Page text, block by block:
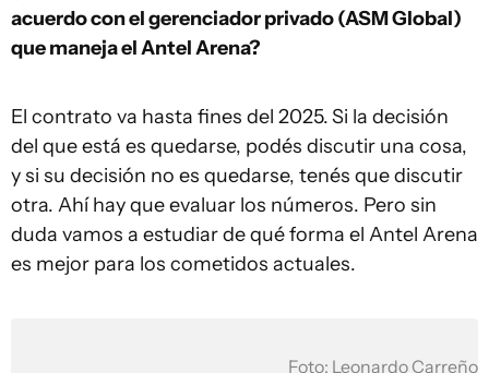
acuerdo con el gerenciador privado (ASM Global)
que maneja el Antel Arena?
El contrato va hasta fines del 2025.Si la decisión
del que está es quedarse, podés discutir una cosa,
y si su decisión no es quedarse, tenés que discutir
otra. Ahí hay que evaluar los números. Pero sin
duda vamos a estudiar de qué forma el Antel Arena
es mejor para los cometidos actuales.
Foto: Leonardo Carreño